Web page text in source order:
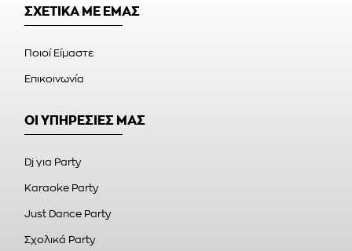
ΣΧΕΤΙΚΑ ΜΕ ΕΜΑΣ
Ποιοί Είμαστε
Επικοινωνία
ΟΙ ΥΠΗΡΕΣΙΕΣ ΜΑΣ
Dj για Party
Karaoke Party
Just Dance Party
Σχολικά Party